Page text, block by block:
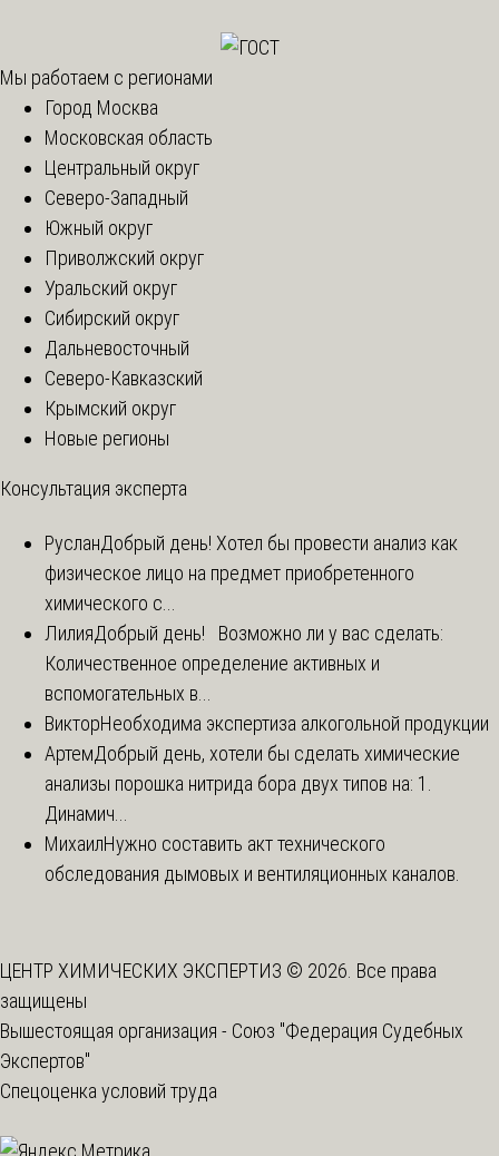
Мы работаем с регионами
Город Москва
Московская область
Центральный округ
Северо-Западный
Южный округ
Приволжский округ
Уральский округ
Сибирский округ
Дальневосточный
Северо-Кавказский
Крымский округ
Новые регионы
Консультация эксперта
РусланДобрый день! Хотел бы провести анализ как
физическое лицо на предмет приобретенного
химического с...
ЛилияДобрый день! Возможно ли у вас сделать:
Количественное определение активных и
вспомогательных в...
ВикторНеобходима экспертиза алкогольной продукции
АртемДобрый день, хотели бы сделать химические
анализы порошка нитрида бора двух типов на: 1.
Динамич...
МихаилНужно составить акт технического
обследования дымовых и вентиляционных каналов.
ЦЕНТР ХИМИЧЕСКИХ ЭКСПЕРТИЗ © 2026. Все права
защищены
Вышестоящая организация - Союз "Федерация Судебных
Экспертов"
Спецоценка условий труда